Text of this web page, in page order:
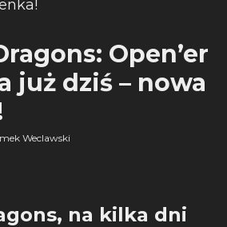
Open’er
już dziś – nowa
Weclawski
na kilka dni